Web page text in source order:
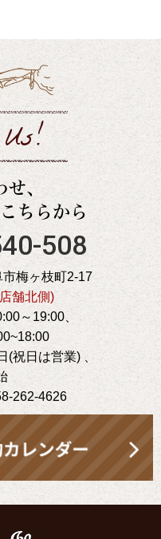
せ、
ちらから
508
梅ヶ枝町2-17
舗北側)
～19:00、
(祝日は営業) 、
262-4626